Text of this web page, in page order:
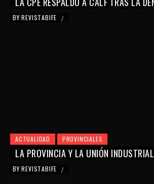
BY REVISTABIFE /
ACTUALIDAD PROVINCIALES
LA PROVINCIA Y LA UNIÓN
BY REVISTABIFE /